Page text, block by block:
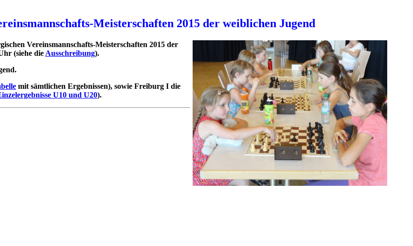
Meisterschaften 2015 der weiblichen Jugend
Vereinsmannschafts-Meisterschaften 2015 der
(siehe die Ausschreibung).
mit sämtlichen Ergebnissen), sowie Freiburg I die
U10 und U20).